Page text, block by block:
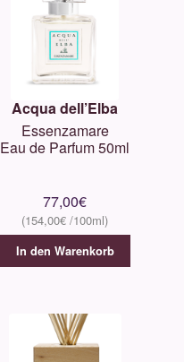
Acqua dell’Elba
Essenzamare
Eau de Parfum 50ml
77,00€
154,00€
In den Warenkorb